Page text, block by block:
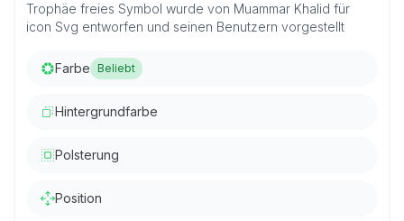
Trophäe freies Symbol wurde von Muammar Khalid für
icon Svg entworfen und seinen Benutzern vorgestellt
Farbe Beliebt
Hintergrundfarbe
Polsterung
Position